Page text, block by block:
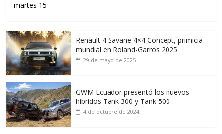
martes 15
Renault 4 Savane 4×4 Concept, primicia
mundial en Roland-Garros 2025
29 de mayo de 2025
GWM Ecuador presentó los nuevos
híbridos Tank 300 y Tank 500
4 de octubre de 2024